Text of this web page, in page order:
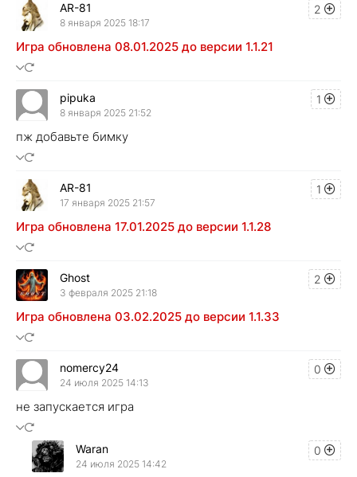
2
AR-81
8 января 2025 18:17
Игра обновлена 08.01.2025 до версии 1.1.21
1
pipuka
8 января 2025 21:52
пж добавьте бимку
1
AR-81
17 января 2025 21:57
Игра обновлена 17.01.2025 до версии 1.1.28
2
Ghost
3 февраля 2025 21:18
Игра обновлена 03.02.2025 до версии 1.1.33
0
nomercy24
24 июля 2025 14:13
не запускается игра
0
Waran
24 июля 2025 14:42